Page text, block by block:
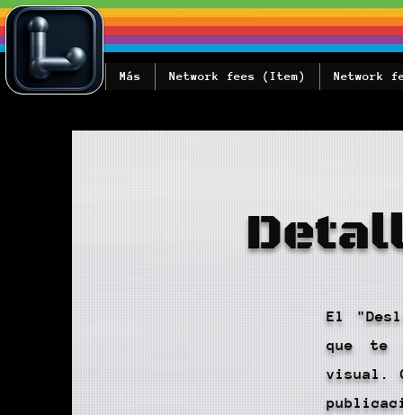
Network
Network fees (Item)
Más
El
que te
visual.